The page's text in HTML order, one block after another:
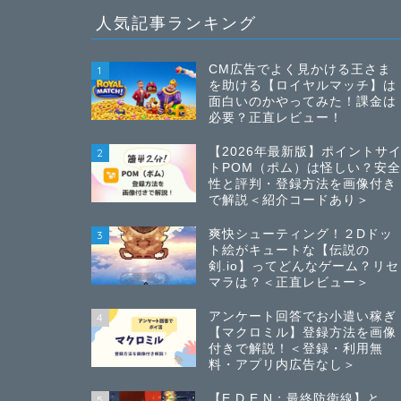
人気記事ランキング
1
CM広告でよく見かける王さま
を助ける【ロイヤルマッチ】は
面白いのかやってみた！課金は
必要？正直レビュー！
2
【2026年最新版】ポイントサイ
トPOM（ポム）は怪しい？安全
性と評判・登録方法を画像付き
で解説＜紹介コードあり＞
3
爽快シューティング！２Dドッ
ト絵がキュートな【伝説の
剣.io】ってどんなゲーム？リセ
マラは？＜正直レビュー＞
4
アンケート回答でお小遣い稼ぎ
【マクロミル】登録方法を画像
付きで解説！＜登録・利用無
料・アプリ内広告なし＞